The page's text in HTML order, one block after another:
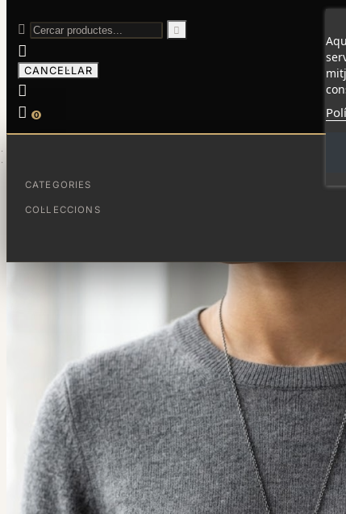
CATEGORIES
COL·LECCIONS
 

CANCEL·LAR


0